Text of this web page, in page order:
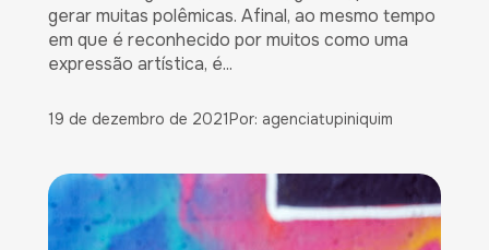
gerar muitas polêmicas. Afinal, ao mesmo tempo
em que é reconhecido por muitos como uma
expressão artística, é...
19 de dezembro de 2021Por: agenciatupiniquim